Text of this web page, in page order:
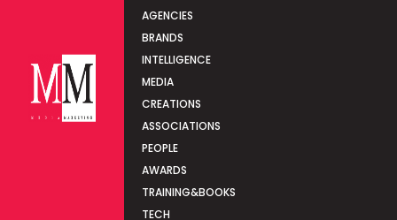
AGENCIES
BRANDS
INTELLIGENCE
MEDIA
CREATIONS
ASSOCIATIONS
PEOPLE
AWARDS
TRAINING&BOOKS
TECH